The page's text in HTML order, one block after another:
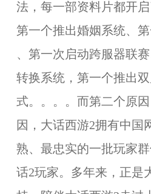
法，每一部资料片都开
第一个推出婚姻系统、
、第一次启动跨服器联
转换系统，第一个推出
式。。。。而第二个原
因，大话西游2拥有中国
熟、最忠实的一批玩家
话2玩家。多年来，正是